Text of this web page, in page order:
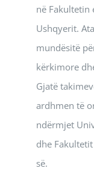
në Fakultetin
Ushqyerit.
mundësitë
kërkimore
Gjatë
ardhmen të
ndërmjet
dhe
së.